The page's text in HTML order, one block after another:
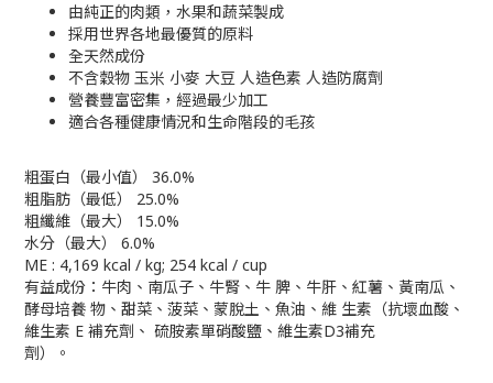
由純正的肉類，水果和蔬菜製成
採用世界各地最優質的原料
全天然成份
不含穀物 玉米 小麥 大豆 人造色素 人造防腐劑
營養豐富密集，經過最少加工
適合各種健康情況和生命階段的毛孩
粗蛋白（最小值） 36.0%
粗脂肪（最低） 25.0%
粗纖維（最大） 15.0%
水分（最大） 6.0%
ME : 4,169 kcal / kg; 254 kcal / cup
有益成份：牛肉、南瓜子、牛腎、牛 脾、牛肝、紅薯、黃南瓜、
酵母培養 物、甜菜、菠菜、蒙脫土、魚油、維 生素（抗壞血酸、
維生素 E 補充劑、 硫胺素單硝酸鹽、維生素D3補充
劑）。